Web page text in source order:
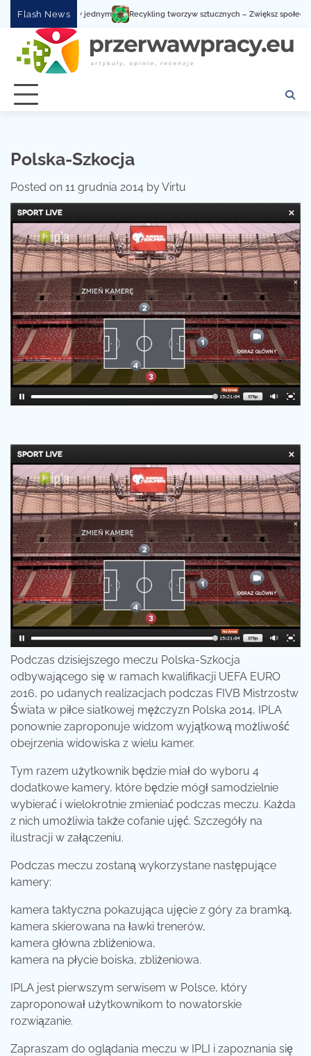
content
Flash News
serwisowa w jednym Recykling tworzyw sztucznych – Zwiększ społeczną
Polska-Szkocja
Posted on 11 grudnia 2014 byVirtu
Podczas dzisiejszego meczu Polska-Szkocja
odbywającego się w ramach kwalifikacji UEFA EURO
2016, po udanych realizacjach podczas FIVB Mistrzostw
Świata w piłce siatkowej mężczyzn Polska 2014, IPLA
ponownie zaproponuje widzom wyjątkową możliwość
obejrzenia widowiska z wielu kamer.
Tym razem użytkownik będzie miał do wyboru 4
dodatkowe kamery, które będzie mógł samodzielnie
wybierać i wielokrotnie zmieniać podczas meczu. Każda
z nich umożliwia także cofanie ujęć. Szczegóły na
ilustracji w załączeniu.
Podczas meczu zostaną wykorzystane następujące
kamery:
kamera taktyczna pokazująca ujęcie z góry za bramką,
kamera skierowana na ławki trenerów,
kamera główna zbliżeniowa,
kamera na płycie boiska, zbliżeniowa.
IPLA jest pierwszym serwisem w Polsce, który
zaproponował użytkownikom to nowatorskie
rozwiązanie.
Zapraszam do oglądania meczu w IPLI i zapoznania się